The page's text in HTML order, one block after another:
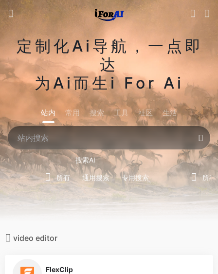
定制化Ai导航，一点即
达
为Ai而生i For Ai
站内 常用 搜索 工具 社区 生活
搜索AI
所有 通用搜索 专用搜索 所有
video editor
FlexClip